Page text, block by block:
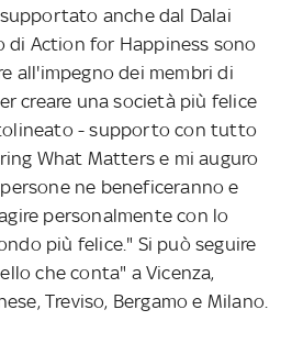
anche dal Dalai
di Action for Happiness sono
all'impegno dei membri di
creare una società più felice
- supporto con tutto
What Matters e mi auguro
ne beneficeranno e
personalmente con lo
più felice." Si può seguire
che conta" a Vicenza,
Treviso, Bergamo e Milano.